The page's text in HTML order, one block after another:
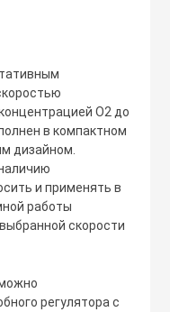
О2 до
в компактном
дизайном.
и применять в
работы
скорости
регулятора с